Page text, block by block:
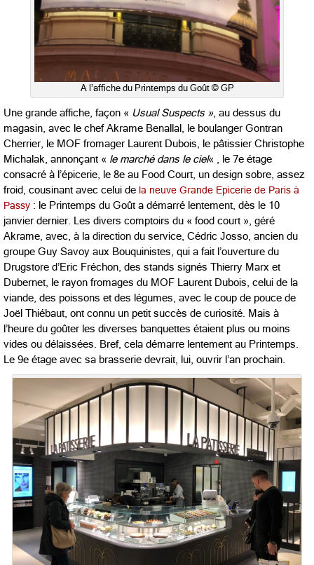
A l’affiche du Printemps du Goût © GP
Une grande affiche, façon « Usual Suspects », au dessus du
magasin, avec le chef Akrame Benallal, le boulanger Gontran
Cherrier, le MOF fromager Laurent Dubois, le pâtissier Christophe
Michalak, annonçant « le marché dans le ciel« , le 7e étage
consacré à l’épicerie, le 8e au Food Court, un design sobre, assez
froid, cousinant avec celui de la neuve Grande Epicerie de Paris à
Passy : le Printemps du Goût a démarré lentement, dès le 10
janvier dernier. Les divers comptoirs du « food court », géré
Akrame, avec, à la direction du service, Cédric Josso, ancien du
groupe Guy Savoy aux Bouquinistes, qui a fait l’ouverture du
Drugstore d’Eric Fréchon, des stands signés Thierry Marx et
Dubernet, le rayon fromages du MOF Laurent Dubois, celui de la
viande, des poissons et des légumes, avec le coup de pouce de
Joël Thiébaut, ont connu un petit succès de curiosité. Mais à
l’heure du goûter les diverses banquettes étaient plus ou moins
vides ou délaissées. Bref, cela démarre lentement au Printemps.
Le 9e étage avec sa brasserie devrait, lui, ouvrir l’an prochain.